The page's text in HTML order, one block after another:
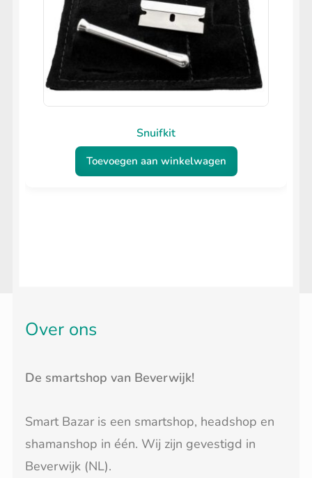
Snuifkit
Toevoegen aan winkelwagen
Over ons
De smartshop van Beverwijk!
Smart Bazar is een smartshop, headshop en
shamanshop in één. Wij zijn gevestigd in
Beverwijk (NL).